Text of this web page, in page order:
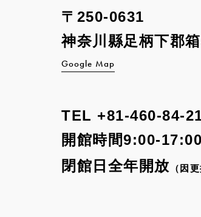
〒250-0631
神奈川縣足柄下郡
Google Map
TEL +81-460-84-
開館時間9:00-17:00
閉館日全年開放 （因